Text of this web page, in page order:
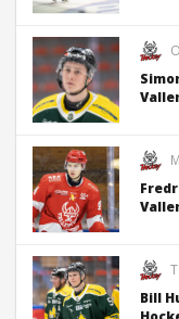
Bill